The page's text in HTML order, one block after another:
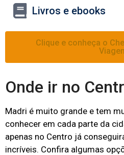
Livros e ebooks
Clique e conheça o
Onde ir no
Madri é muito grande e tem
conhecer em cada parte da
apenas no Centro já
incríveis. Confira algumas